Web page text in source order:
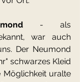
- als
war auch
Der Neumond
schwarzes Kleid
uralte